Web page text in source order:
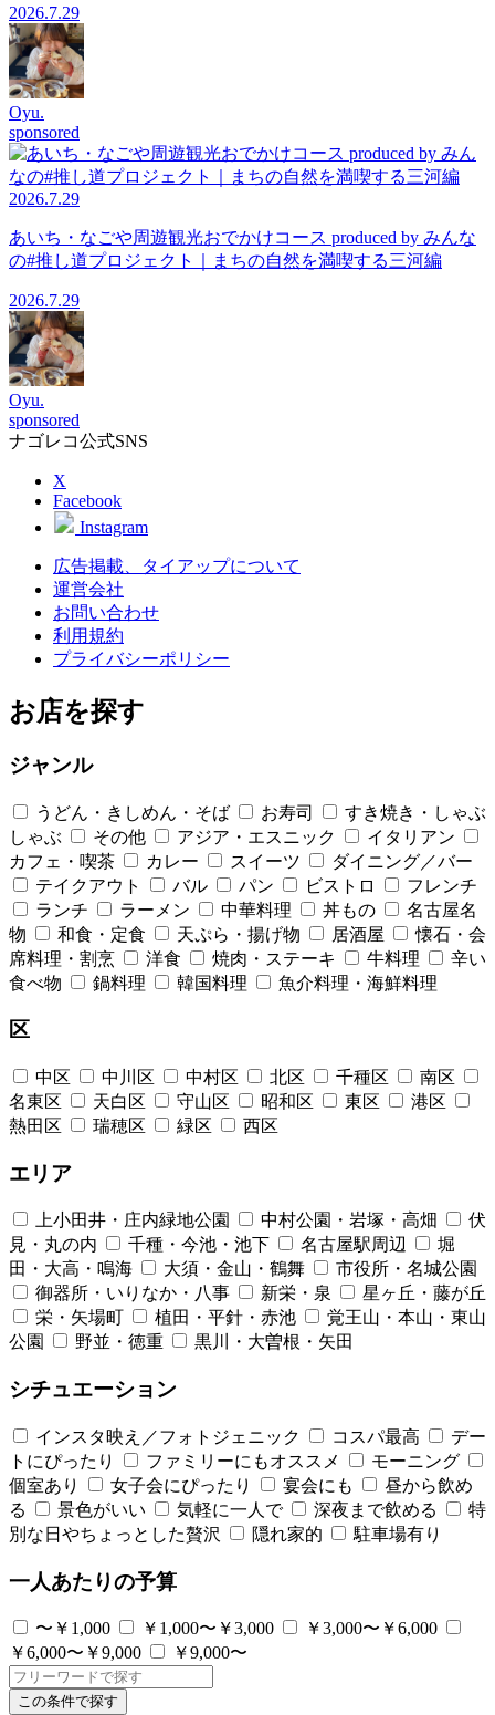
2026.7.29
Oyu.
sponsored
2026.7.29
あいち・なごや周遊観光おでかけコース produced by みんな
の#推し道プロジェクト｜まちの自然を満喫する三河編
2026.7.29
Oyu.
sponsored
ナゴレコ公式SNS
X
Facebook
Instagram
広告掲載、タイアップについて
運営会社
お問い合わせ
利用規約
プライバシーポリシー
お店を探す
ジャンル
うどん・きしめん・そば お寿司
すき焼き・しゃぶ
しゃぶ
その他 アジア・エスニック
イタリアン
カフェ・喫茶
カレー スイーツ
ダイニング／バー
テイクアウト
バル パン ビストロ
フレンチ
ランチ
ラーメン 中華料理 丼もの
名古屋名
物
和食・定食 天ぷら・揚げ物 居酒屋
懐石・会
席料理・割烹
洋食 焼肉・ステーキ 牛料理
辛い
食べ物
鍋料理 韓国料理 魚介料理・海鮮料理
区
中区 中川区 中村区 北区 千種区
南区
名東区
天白区 守山区 昭和区 東区
港区
熱田区
瑞穂区 緑区 西区
エリア
上小田井・庄内緑地公園 中村公園・岩塚・高畑
伏
見・丸の内
千種・今池・池下 名古屋駅周辺
堀
田・大高・鳴海
大須・金山・鶴舞
市役所・名城公園
御器所・いりなか・八事
新栄・泉
星ヶ丘・藤が丘
栄・矢場町
植田・平針・赤池
覚王山・本山・東山
公園
野並・徳重 黒川・大曽根・矢田
シチュエーション
インスタ映え／フォトジェニック コスパ最高
デー
トにぴったり
ファミリーにもオススメ
モーニング
個室あり
女子会にぴったり 宴会にも
昼から飲め
る
景色がいい 気軽に一人で 深夜まで飲める
特
別な日やちょっとした贅沢
隠れ家的 駐車場有り
一人あたりの予算
〜￥1,000 ￥1,000〜￥3,000
￥3,000〜￥6,000
￥6,000〜￥9,000
￥9,000〜
この条件で探す